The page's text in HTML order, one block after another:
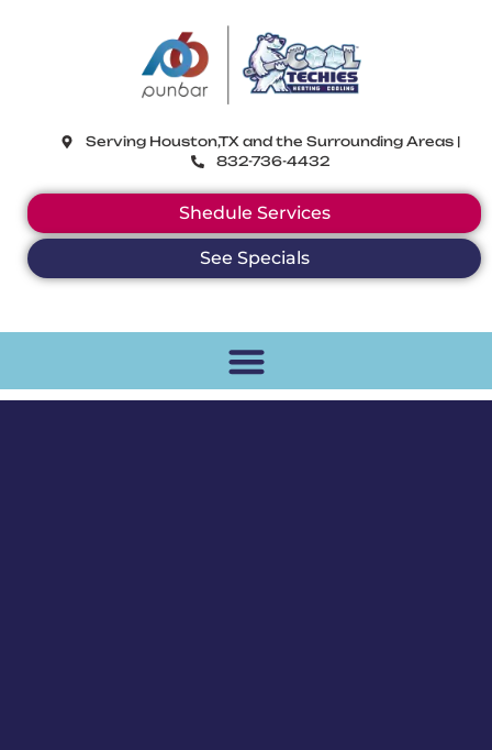
Serving Houston,TX and the Surrounding Areas |
832-736-4432
Shedule Services
See Specials